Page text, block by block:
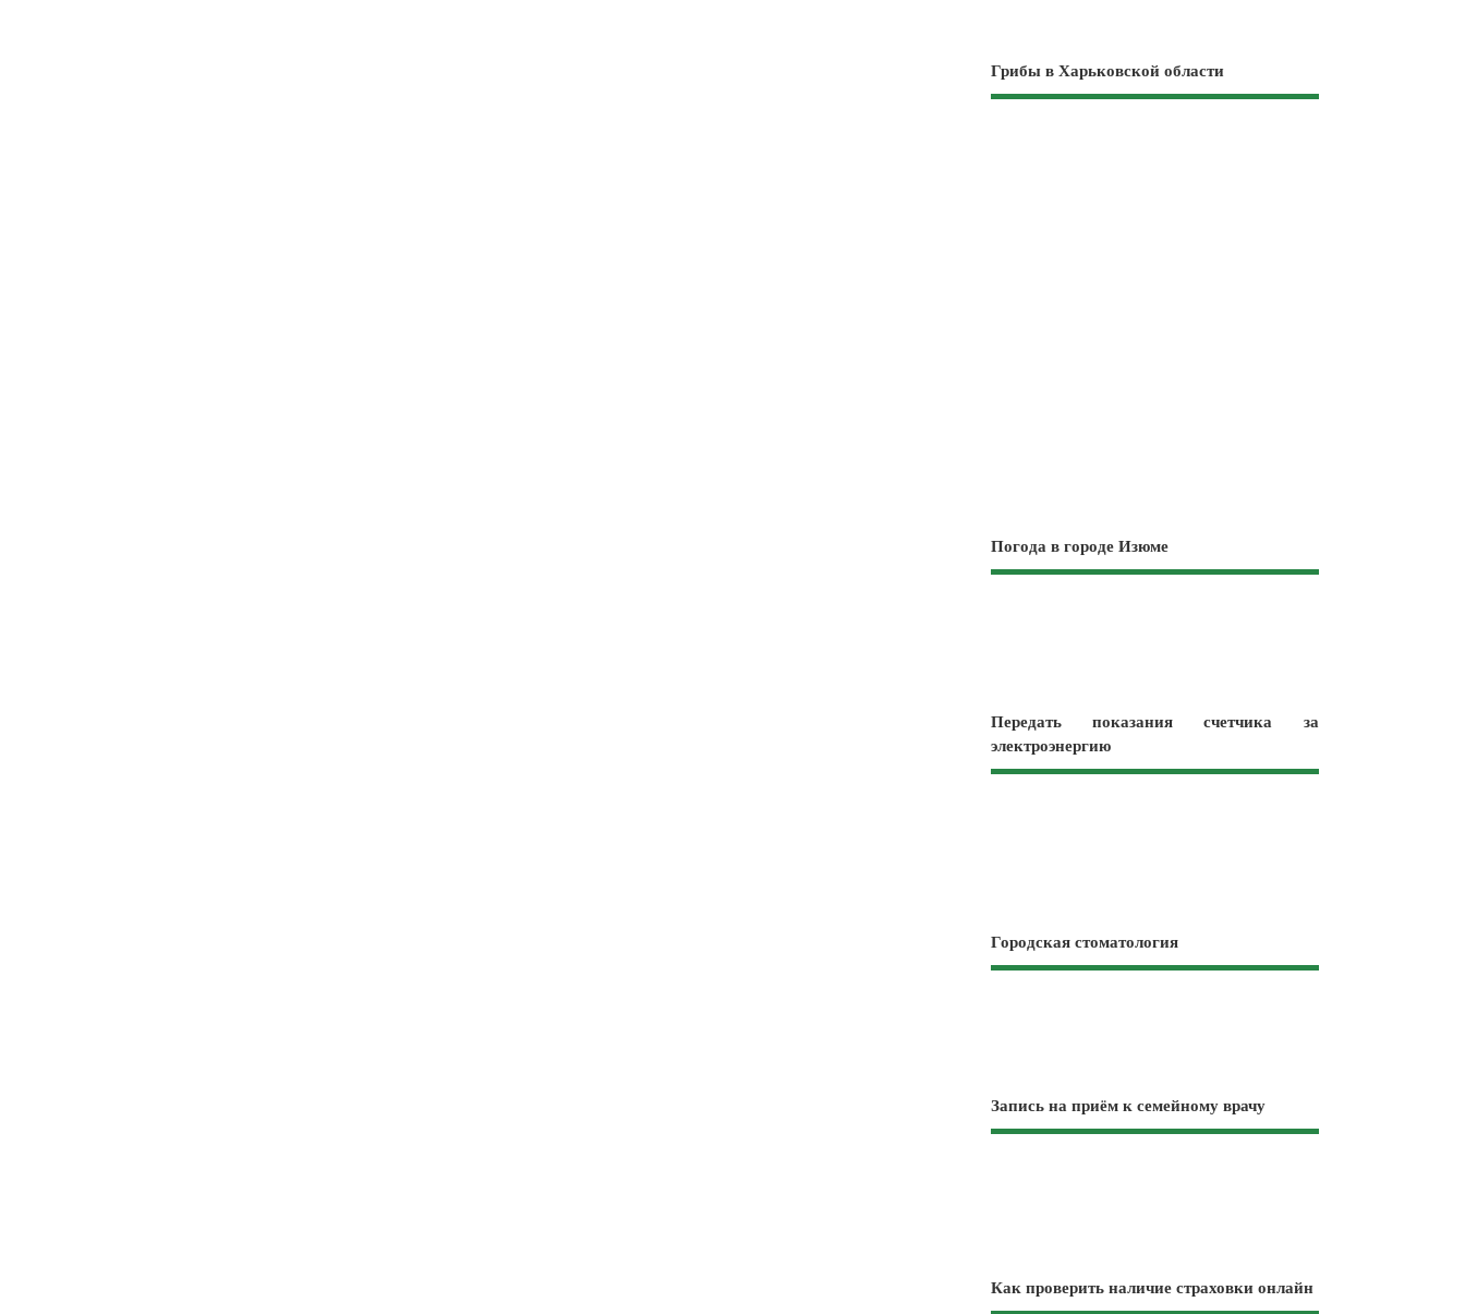
Грибы в Харьковской области
Погода в городе Изюме
Передать показания счетчика за
электроэнергию
Городская стоматология
Запись на приём к семейному врачу
Как проверить наличие страховки онлайн